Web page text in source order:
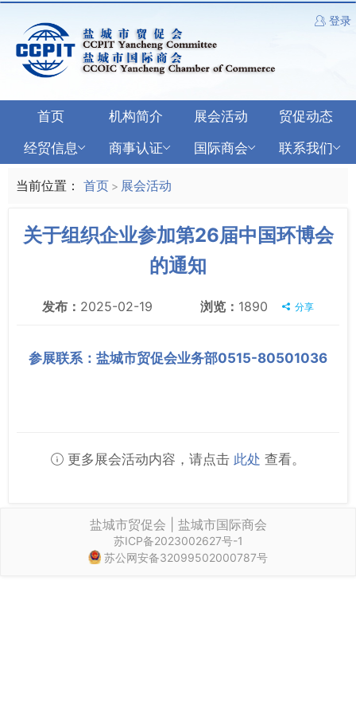
登录
首页 机构简介 展会活动
贸促动态
经贸信息
商事认证 国际商会 联系我们
当前位置： 首页 > 展会活动
关于组织企业参加第26届中国环博会
的通知
发布： 2025-02-19 浏览： 1890 分享
参展联系：盐城市贸促会业务部0515-80501036
更多展会活动内容，请点击 此处 查看。
盐城市贸促会 | 盐城市国际商会
苏ICP备2023002627号-1
苏公网安备32099502000787号